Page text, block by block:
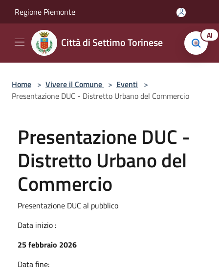
Regione Piemonte
Città di Settimo Torinese AI
Home > Vivere il Comune > Eventi >
Presentazione DUC - Distretto Urbano del Commercio
Presentazione DUC -
Distretto Urbano del
Commercio
Presentazione DUC al pubblico
Data inizio :
25 febbraio 2026
Data fine: